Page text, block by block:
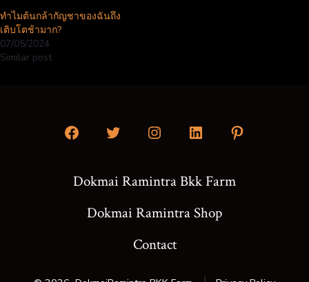
ทำไมต้นกล้ากัญชาของฉันถึง
เติบโตช้ามาก?
07/05/2024
Similar post
Open
in
Open
in
Open
in
tab
Open
in
a
Dokmai Ramintra Bkk Farm
Dokmai Ramintra Shop
Contact